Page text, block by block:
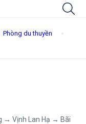
Phòng du thuyền
→ Vịnh Lan Hạ → Bãi